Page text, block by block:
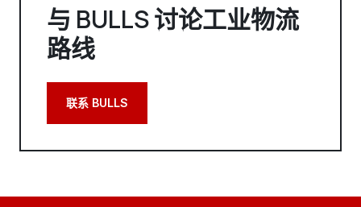
与 BULLS 讨论工业物流
路线
联系 BULLS